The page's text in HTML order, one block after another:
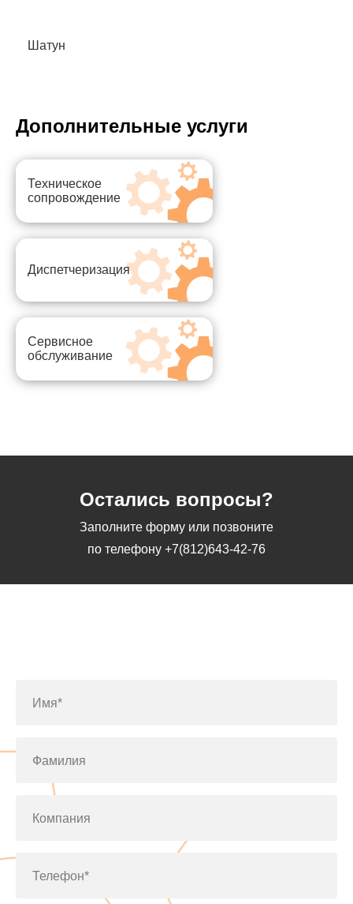
Шатун
Дополнительные услуги
Техническое
сопровождение
Диспетчеризация
Сервисное
обслуживание
Остались вопросы?
Заполните форму или позвоните
по телефону +7(812)643-42-76
Имя*
Фамилия
Компания
Телефон*